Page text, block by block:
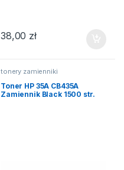
38,00 zł
tonery zamienniki
Toner HP 35A CB435A
Zamiennik Black 1500 str.